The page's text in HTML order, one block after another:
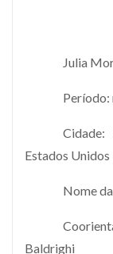
Julia
Período:
Estados Unidos
Nome
Baldrighi